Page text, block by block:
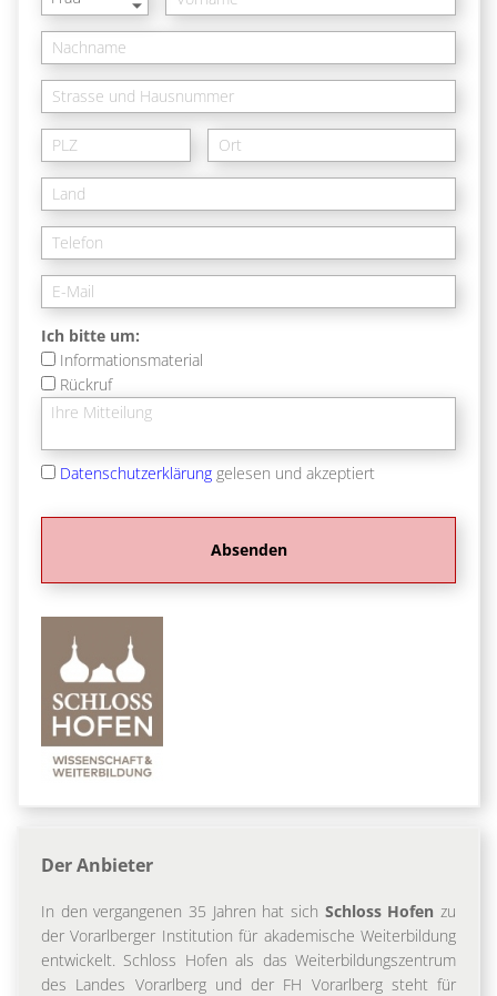
Ich bitte um:
Informationsmaterial
Rückruf
Datenschutzerklärung gelesen und akzeptiert
Der Anbieter
In den vergangenen 35 Jahren hat sich Schloss Hofen zu
der Vorarlberger Institution für akademische Weiterbildung
entwickelt. Schloss Hofen als das Weiterbildungszentrum
des Landes Vorarlberg und der FH Vorarlberg steht für